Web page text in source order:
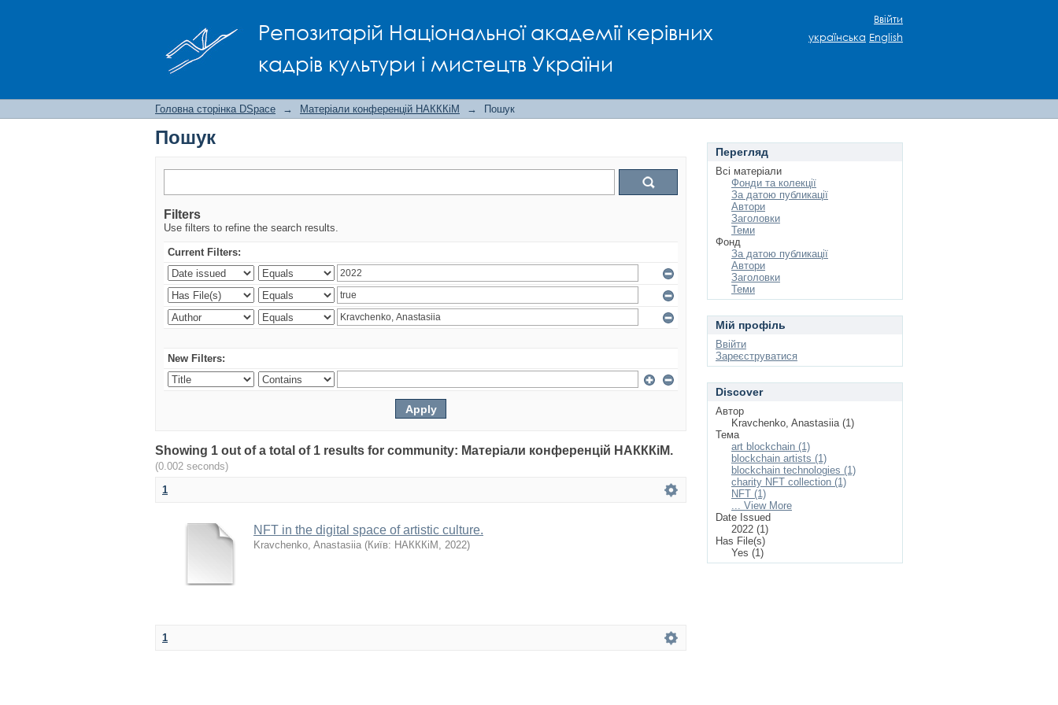
Репозитарій Національної академії керівних
кадрів культури і мистецтв України
Ввійти
українська English
Головна сторінка DSpace → Матеріали конференцій НАКККіМ → Пошук
Пошук
Filters
Use filters to refine the search results.
Current Filters:
New Filters:
Showing 1 out of a total of 1 results for community: Матеріали конференцій НАКККіМ.
(0.002 seconds)
1
NFT in the digital space of artistic culture.
Kravchenko, Anastasiia (Київ: НАКККіМ , 2022)
1
Перегляд
Всі матеріали
Фонди та колекції
За датою публикації
Автори
Заголовки
Теми
Фонд
За датою публикації
Автори
Заголовки
Теми
Мій профіль
Ввійти
Зареєструватися
Discover
Автор
Kravchenko, Anastasiia (1)
Тема
art blockchain (1)
blockchain artists (1)
blockchain technologies (1)
charity NFT collection (1)
NFT (1)
... View More
Date Issued
2022 (1)
Has File(s)
Yes (1)